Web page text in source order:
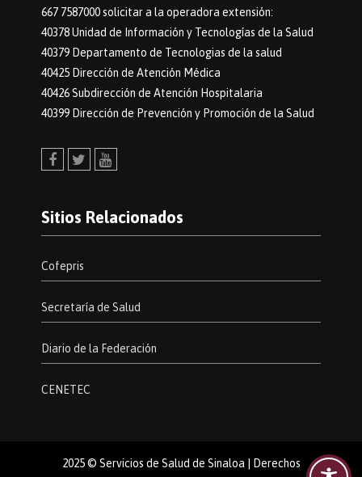
667 7587000 solicitar a la operadora extensión:
40378 Unidad de Información y Tecnologías de la Salud
40379 Departamento de Tecnologias de la salud
40425 Dirección de Atención Médica
40426 Subdirección de Atención Hospitalaria
40399 Dirección de Prevención y Promoción de la Salud
Sitios Relacionados
Cofepris
Secretaría de Salud
Diario de la Federación
CENETEC
2025 © Servicios de Salud de Sinaloa | Derechos